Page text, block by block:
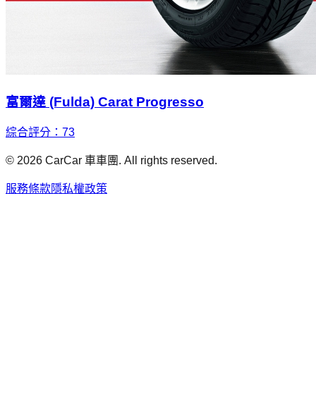
富爾達 (Fulda) Carat Progresso
綜合評分： 73
© 2026 CarCar 車車團. All rights reserved.
服務條款隱私權政策